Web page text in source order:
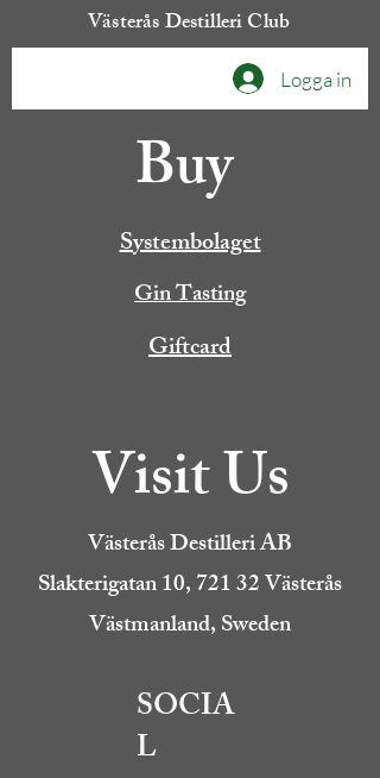
Västerås Destilleri Club
Logga in
Buy
Systembolaget
Gin Tasting
Giftcard
Visit Us
Västerås Destilleri AB
Slakterigatan 10, 721 32 Västerås
Västmanland, Sweden
SOCIA
L